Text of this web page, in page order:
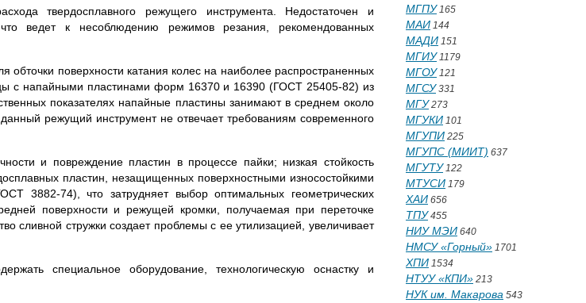
твердосплавного режущего инструмента. Недостаточен и
что ведет к несоблюдению режимов резания, рекомендованных
поверхности катания колес на наиболее распространенных
с напайными пластинами форм 16370 и 16390 (ГОСТ 25405-82) из
показателях напайные пластины занимают в среднем около
режущий инструмент не отвечает требованиям современного
и повреждение пластин в процессе пайки; низкая стойкость
пластин, незащищенных поверхностными износостойкими
3882-74), что затрудняет выбор оптимальных геометрических
поверхности и режущей кромки, по­лучаемая при переточке
сливной стружки создает про­блемы с ее утилизацией, увеличива­ет
специальное оборудова­ние, технологическую оснастку и
МГПУ165
МАИ 144
МАДИ 151
МГИУ1179
МГОУ121
МГСУ331
МГУ273
МГУКИ 101
МГУПИ 225
МГУПС (МИИТ) 637
МГУТУ122
МТУСИ 179
ХАИ 656
ТПУ455
НИУ МЭИ 640
НМСУ «Горный» 1701
ХПИ 1534
НТУУ «КПИ» 213
НУК им. Макарова 543